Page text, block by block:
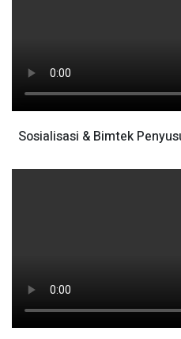
Sosialisasi & Bimtek